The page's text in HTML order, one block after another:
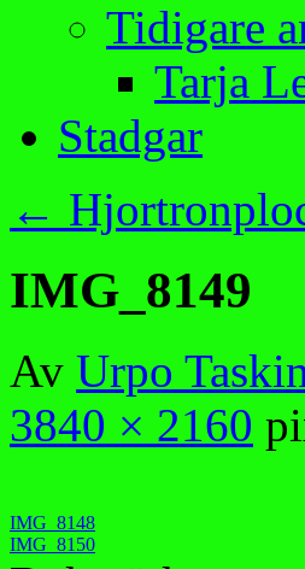
Tidigare
Tarja
Stadgar
←
IMG_8149
Av Urpo
3840 × 2160
IMG_8148
IMG_8150